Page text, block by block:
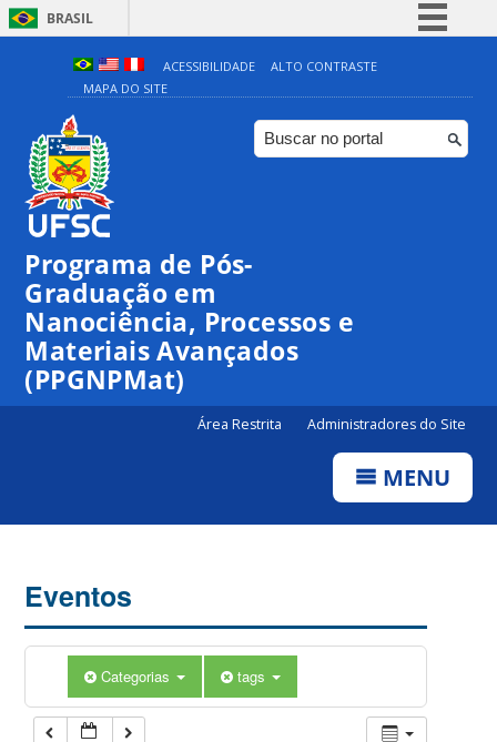
BRASIL
Simplifique!
Comunica BR
Participe
ACESSIBILIDADE
ALTO CONTRASTE
MAPA DO SITE
Programa de Pós-
Graduação em
Nanociência, Processos e
Materiais Avançados
(PPGNPMat)
Área Restrita Administradores do Site
MENU
Eventos
Categorias tags